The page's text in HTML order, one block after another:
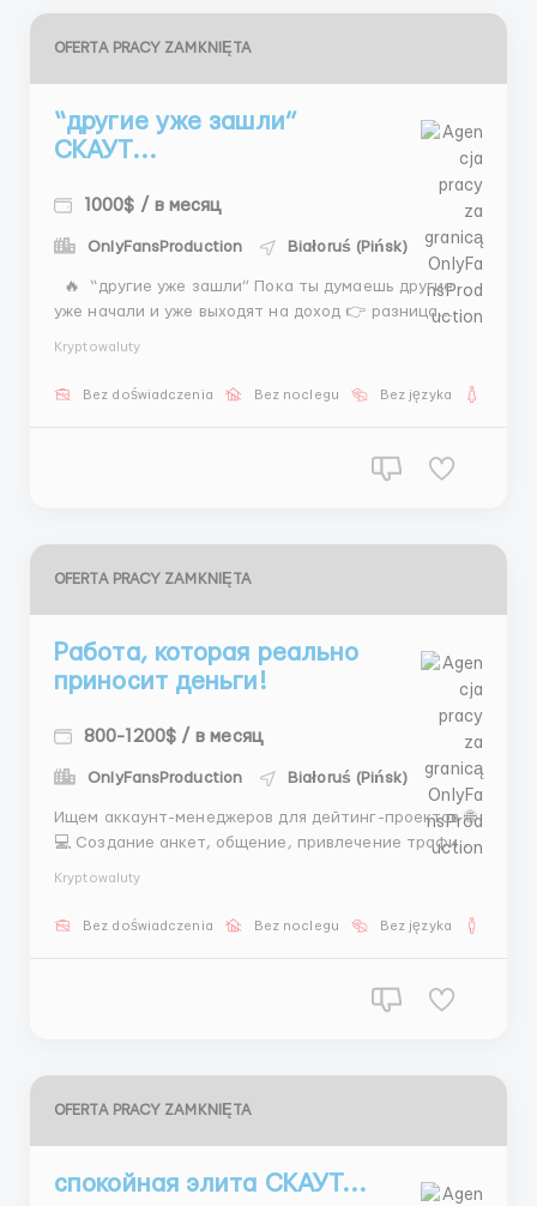
OFERTA PRACY ZAMKNIĘTA
“другие уже зашли”
СКАУТ...
1000$ / в месяц
OnlyFansProduction Białoruś (Pińsk)
уже начали и уже выходят на доход 👉 разница
1500$+ доход бонусы 🕒 5/2 + 2 субботы 👉 либо ты
Kryptowaluty
Bez doświadczenia Bez noclegu Bez języka
OFERTA PRACY ZAMKNIĘTA
Работа, которая реально
приносит деньги!
800-1200$ / в месяц
OnlyFansProduction Białoruś (Pińsk)
Ищем аккаунт-менеджеров для дейтинг-проектов 🌐
💻 Создание анкет, общение, привлечение трафика
Telegram @Sergei_hrr Начни зарабатывать уже
Kryptowaluty
Bez doświadczenia Bez noclegu Bez języka
OFERTA PRACY ZAMKNIĘTA
спокойная элита СКАУТ...